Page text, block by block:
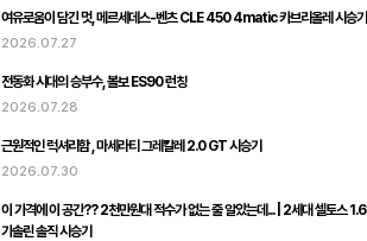
여유로움이 담긴 멋, 메르세데스-벤츠 CLE 450 4matic 카브리올레 시승기
2026.07.27
전동화 시대의 승부수, 볼보 ES90 런칭
2026.07.28
근원적인 럭셔리함 , 마세라티 그레칼레 2.0 GT 시승기
2026.07.30
이 가격에 이 공간?? 2천만원대 적수가 없는 줄 알았는데... | 2세대 셀토스 1.6
가솔린 솔직 시승기